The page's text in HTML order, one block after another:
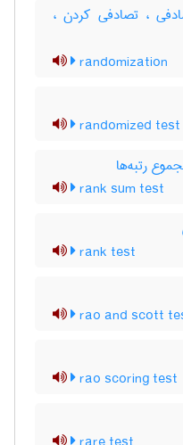
، تصادفی کردن ،
randomization
randomized test
رتبه‌ها
rank sum test
rank test
rao and scott
rao scoring test